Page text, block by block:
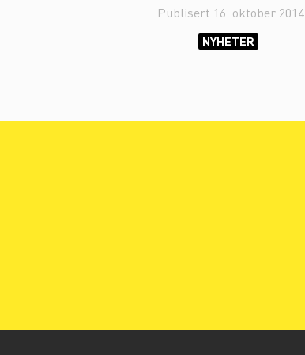
Publisert 16. oktober 2014
NYHETER